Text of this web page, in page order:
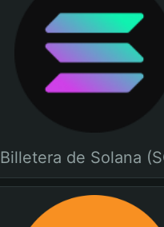
Billetera de Solana